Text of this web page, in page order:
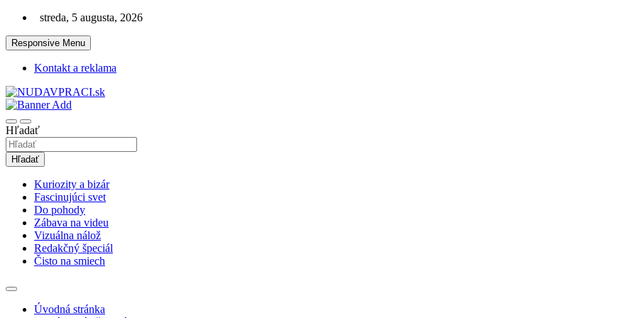
Skip
content
streda, 5 augusta, 2026
Responsive Menu
Kontakt a reklama
nudaVpráci.sk
Hľadať
Hľadať
Kuriozity a bizár
Fascinujúci svet
Do pohody
Zábava na videu
Vizuálna nálož
Redakčný špeciál
Čisto na smiech
Úvodná stránka